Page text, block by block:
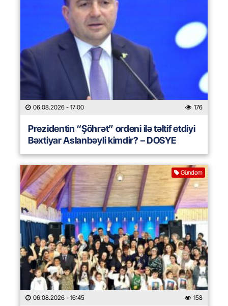
06.08.2026 - 17:00 176
Prezidentin “Şöhrət” ordeni ilə təltif etdiyi
Bəxtiyar Aslanbəyli kimdir? – DOSYE
Gündəm
06.08.2026 - 16:45 158